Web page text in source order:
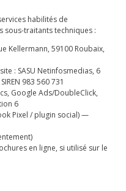
habilités de
sous-traitants techniques :
Kellermann, 59100 Roubaix,
: SASU Netinfosmedias, 6
983 560 731
Google Ads/DoubleClick,
6
Pixel / plugin social) —
en ligne, si utilisé sur le